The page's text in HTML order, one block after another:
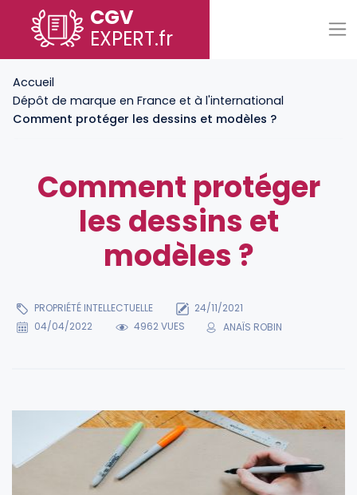
CGV
EXPERT.fr
Accueil
Dépôt de marque en France et à l'international
Comment protéger les dessins et modèles ?
Comment protéger
les dessins et
modèles ?
PROPRIÉTÉ INTELLECTUELLE
24/11/2021
04/04/2022
4962 VUES ANAÏS ROBIN